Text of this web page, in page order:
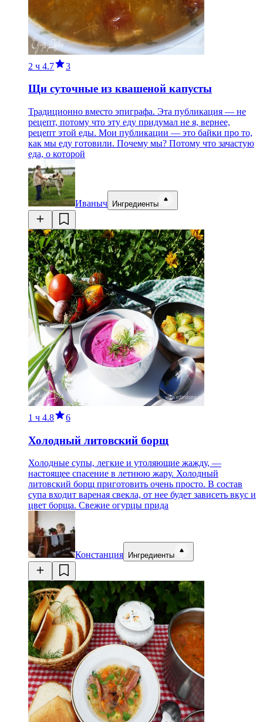
2 ч 4.7 3
Щи суточные из квашеной капусты
Традиционно вместо эпиграфа. Эта публикация — не
рецепт, потому что эту еду придумал не я, вернее,
рецепт этой еды. Мои публикации — это байки про то,
как мы еду готовили. Почему мы? Потому что зачастую
еда, о которой
Иваныч Ингредиенты
1 ч 4.8 6
Холодный литовский борщ
Холодные супы, легкие и утоляющие жажду, —
настоящее спасение в летнюю жару. Холодный
литовский борщ приготовить очень просто. В состав
супа входит вареная свекла, от нее будет зависеть вкус и
цвет борща. Свежие огурцы прида
Констанция Ингредиенты